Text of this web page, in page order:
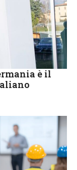
è il